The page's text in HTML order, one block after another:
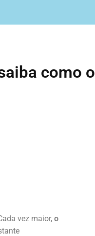
como o
vez maior, o